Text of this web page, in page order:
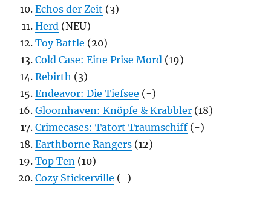
Echos der Zeit (3)
Herd (NEU)
Toy Battle (20)
Cold Case: Eine Prise Mord (19)
Rebirth (3)
Endeavor: Die Tiefsee (-)
Gloomhaven: Knöpfe & Krabbler (18)
Crimecases: Tatort Traumschiff (-)
Earthborne Rangers (12)
Top Ten (10)
Cozy Stickerville (-)